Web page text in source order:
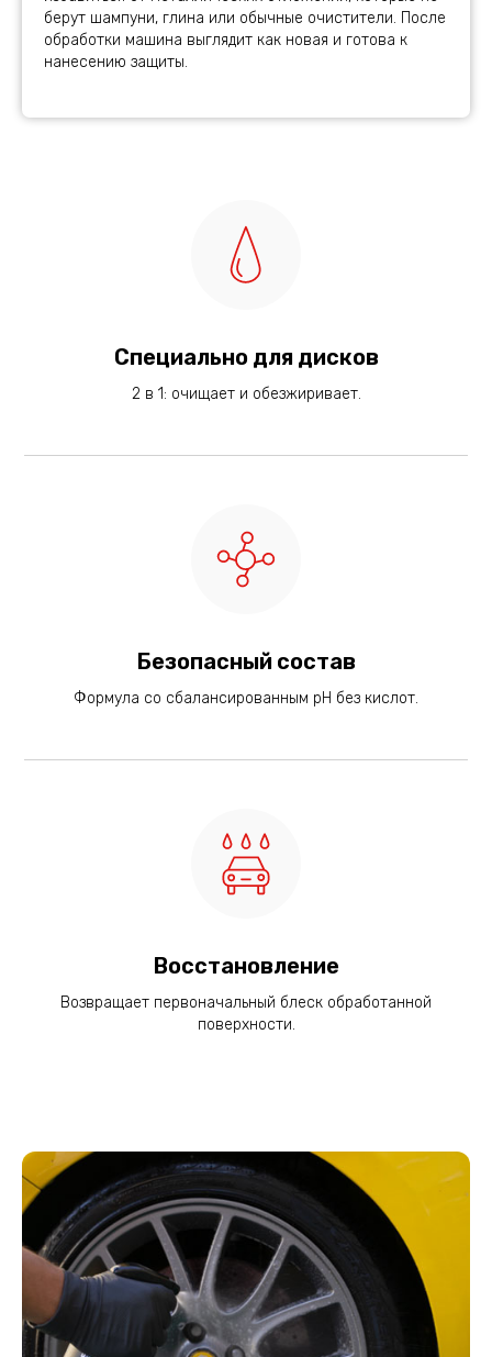
берут шампуни, глина или обычные очистители. После
обработки машина выглядит как новая и готова к
нанесению защиты.
Специально для дисков
2 в 1: очищает и обезжиривает.
Безопасный состав
Формула со сбалансированным pH без кислот.
Восстановление
Возвращает первоначальный блеск обработанной
поверхности.